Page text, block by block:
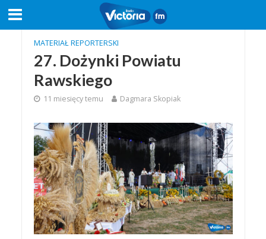
MATERIAŁ REPORTERSKI
27. Dożynki Powiatu
Rawskiego
11 miesięcy temu Dagmara Skopiak